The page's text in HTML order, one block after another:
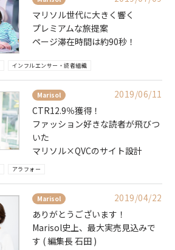
マリソル世代に大きく響く
プレミアムな旅提案
ページ滞在時間は約90秒！
インフルエンサー・読者組織
Marisol
2019/06/11
CTR12.9％獲得！
ファッション好きな読者が飛びつ
いた
マリソル×QVCのサイト設計
アラフォー
Marisol
2019/04/22
ありがとうございます！
Marisol史上、最大実売見込みで
す ( 編集長 石田 )